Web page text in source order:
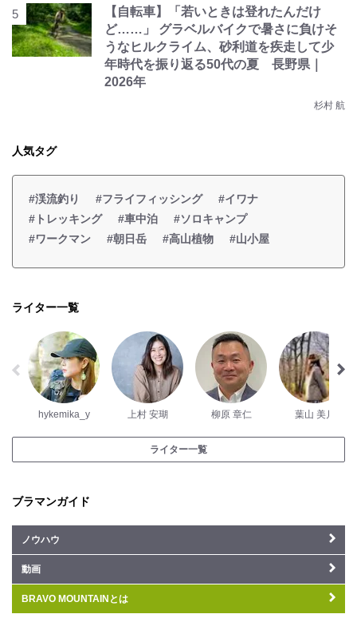
【自転車】「若いときは登れたんだけ
ど……」 グラベルバイクで暑さに負けそ
うなヒルクライム、砂利道を疾走して少
年時代を振り返る50代の夏 長野県｜
2026年
杉村 航
人気タグ
#渓流釣り #フライフィッシング
#イワナ
#トレッキング
#車中泊
#ソロキャンプ
#ワークマン
#朝日岳 #高山植物 #山小屋
ライター一覧
hykemika_y 上村 安瑚 柳原 章仁 葉山 美月
ライター一覧
ブラマンガイド
ノウハウ
動画
BRAVO MOUNTAINとは